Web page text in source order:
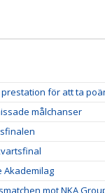
för att ta
målchanser
Akademilag
mot NKA